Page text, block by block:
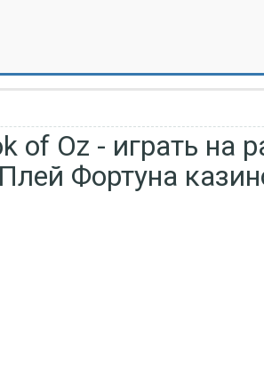
of Oz - играть на
Фортуна